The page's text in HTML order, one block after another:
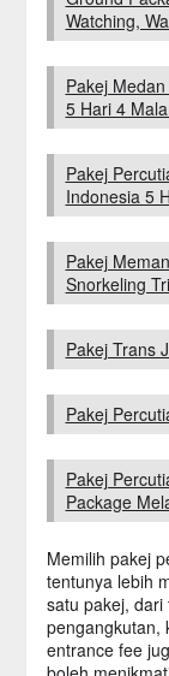
Watching,
Pakej
5 Hari 4
Pakej
Indonesia 5
Pakej
Snorkeling
Pakej Trans
Pakej
Pakej
Package
Memilih pakej
tentunya lebih
satu pakej, dari
pengangkutan,
entrance fee